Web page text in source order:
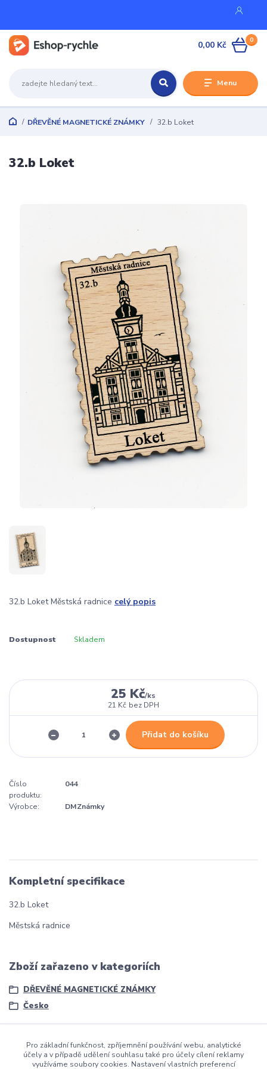
Menu
0
0,00 Kč
DŘEVĚNÉ MAGNETICKÉ ZNÁMKY 32.b Loket
32.b Loket
32.b Loket Městská radnice celý popis
Dostupnost Skladem
25 Kč/ks
21 Kč bez DPH
Přidat do košíku
Číslo
produktu:
044
Výrobce: DMZnámky
Kompletní specifikace
32.b Loket
Městská radnice
Zboží zařazeno v kategoriích
DŘEVĚNÉ MAGNETICKÉ ZNÁMKY
Česko
Pro základní funkčnost, zpříjemnění používání webu, analytické
účely a v případě udělení souhlasu také pro účely cílení reklamy
využíváme soubory cookies. Nastavení vlastních preferencí